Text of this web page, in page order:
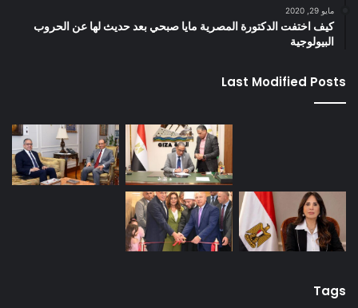
مايو 29, 2020
كيف اختفت الدكتورة المصرية مايا صبحي بعد حديث لها عن الحروب
البيولوجية
Last Modified Posts
Tags